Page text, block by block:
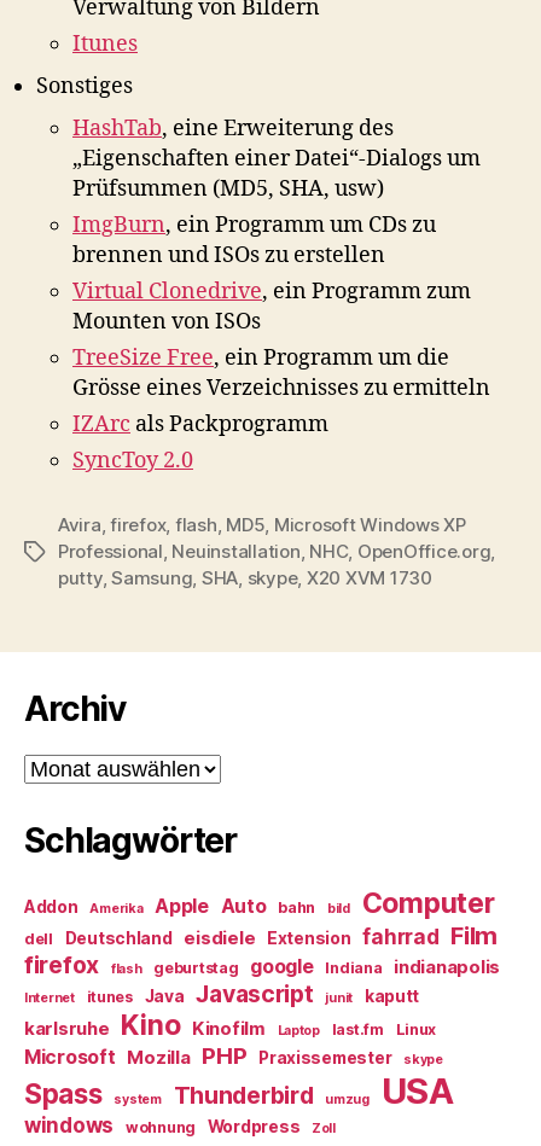
Verwaltung von Bildern
Itunes
Sonstiges
HashTab, eine Erweiterung des
„Eigenschaften einer Datei“-Dialogs um
Prüfsummen (MD5, SHA, usw)
ImgBurn, ein Programm um CDs zu
brennen und ISOs zu erstellen
Virtual Clonedrive, ein Programm zum
Mounten von ISOs
TreeSize Free, ein Programm um die
Grösse eines Verzeichnisses zu ermitteln
IZArc als Packprogramm
SyncToy 2.0
Schlagwörter
Avira,firefox, flash, MD5, Microsoft Windows XP
Professional, Neuinstallation, NHC, OpenOffice.org,
putty,Samsung, SHA, skype, X20 XVM 1730
Archiv
Archiv
Schlagwörter
Addon Amerika Apple Auto bahn bild Computer
dell Deutschland eisdiele Extension fahrrad Film
firefox flash geburtstag google Indiana indianapolis
Internet itunes Java Javascript junit kaputt
karlsruhe Kino Kinofilm Laptop last.fm Linux
Microsoft Mozilla PHP Praxissemester skype
Spass system Thunderbird umzug USA
windows wohnung Wordpress Zoll